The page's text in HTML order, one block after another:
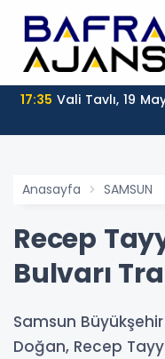
17:35
Anasayfa SAMSUN
Recep
Bulvarı
Samsun
Doğan, Recep